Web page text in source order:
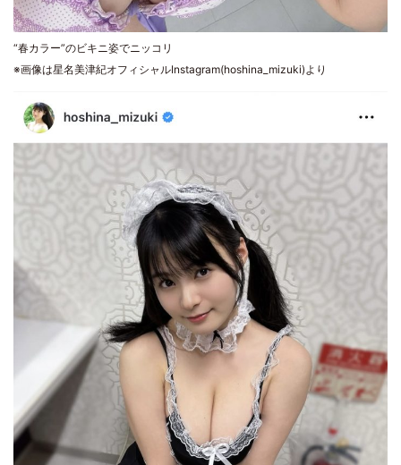
“春カラー”のビキニ姿でニッコリ
※画像は星名美津紀オフィシャルInstagram(hoshina_mizuki)より